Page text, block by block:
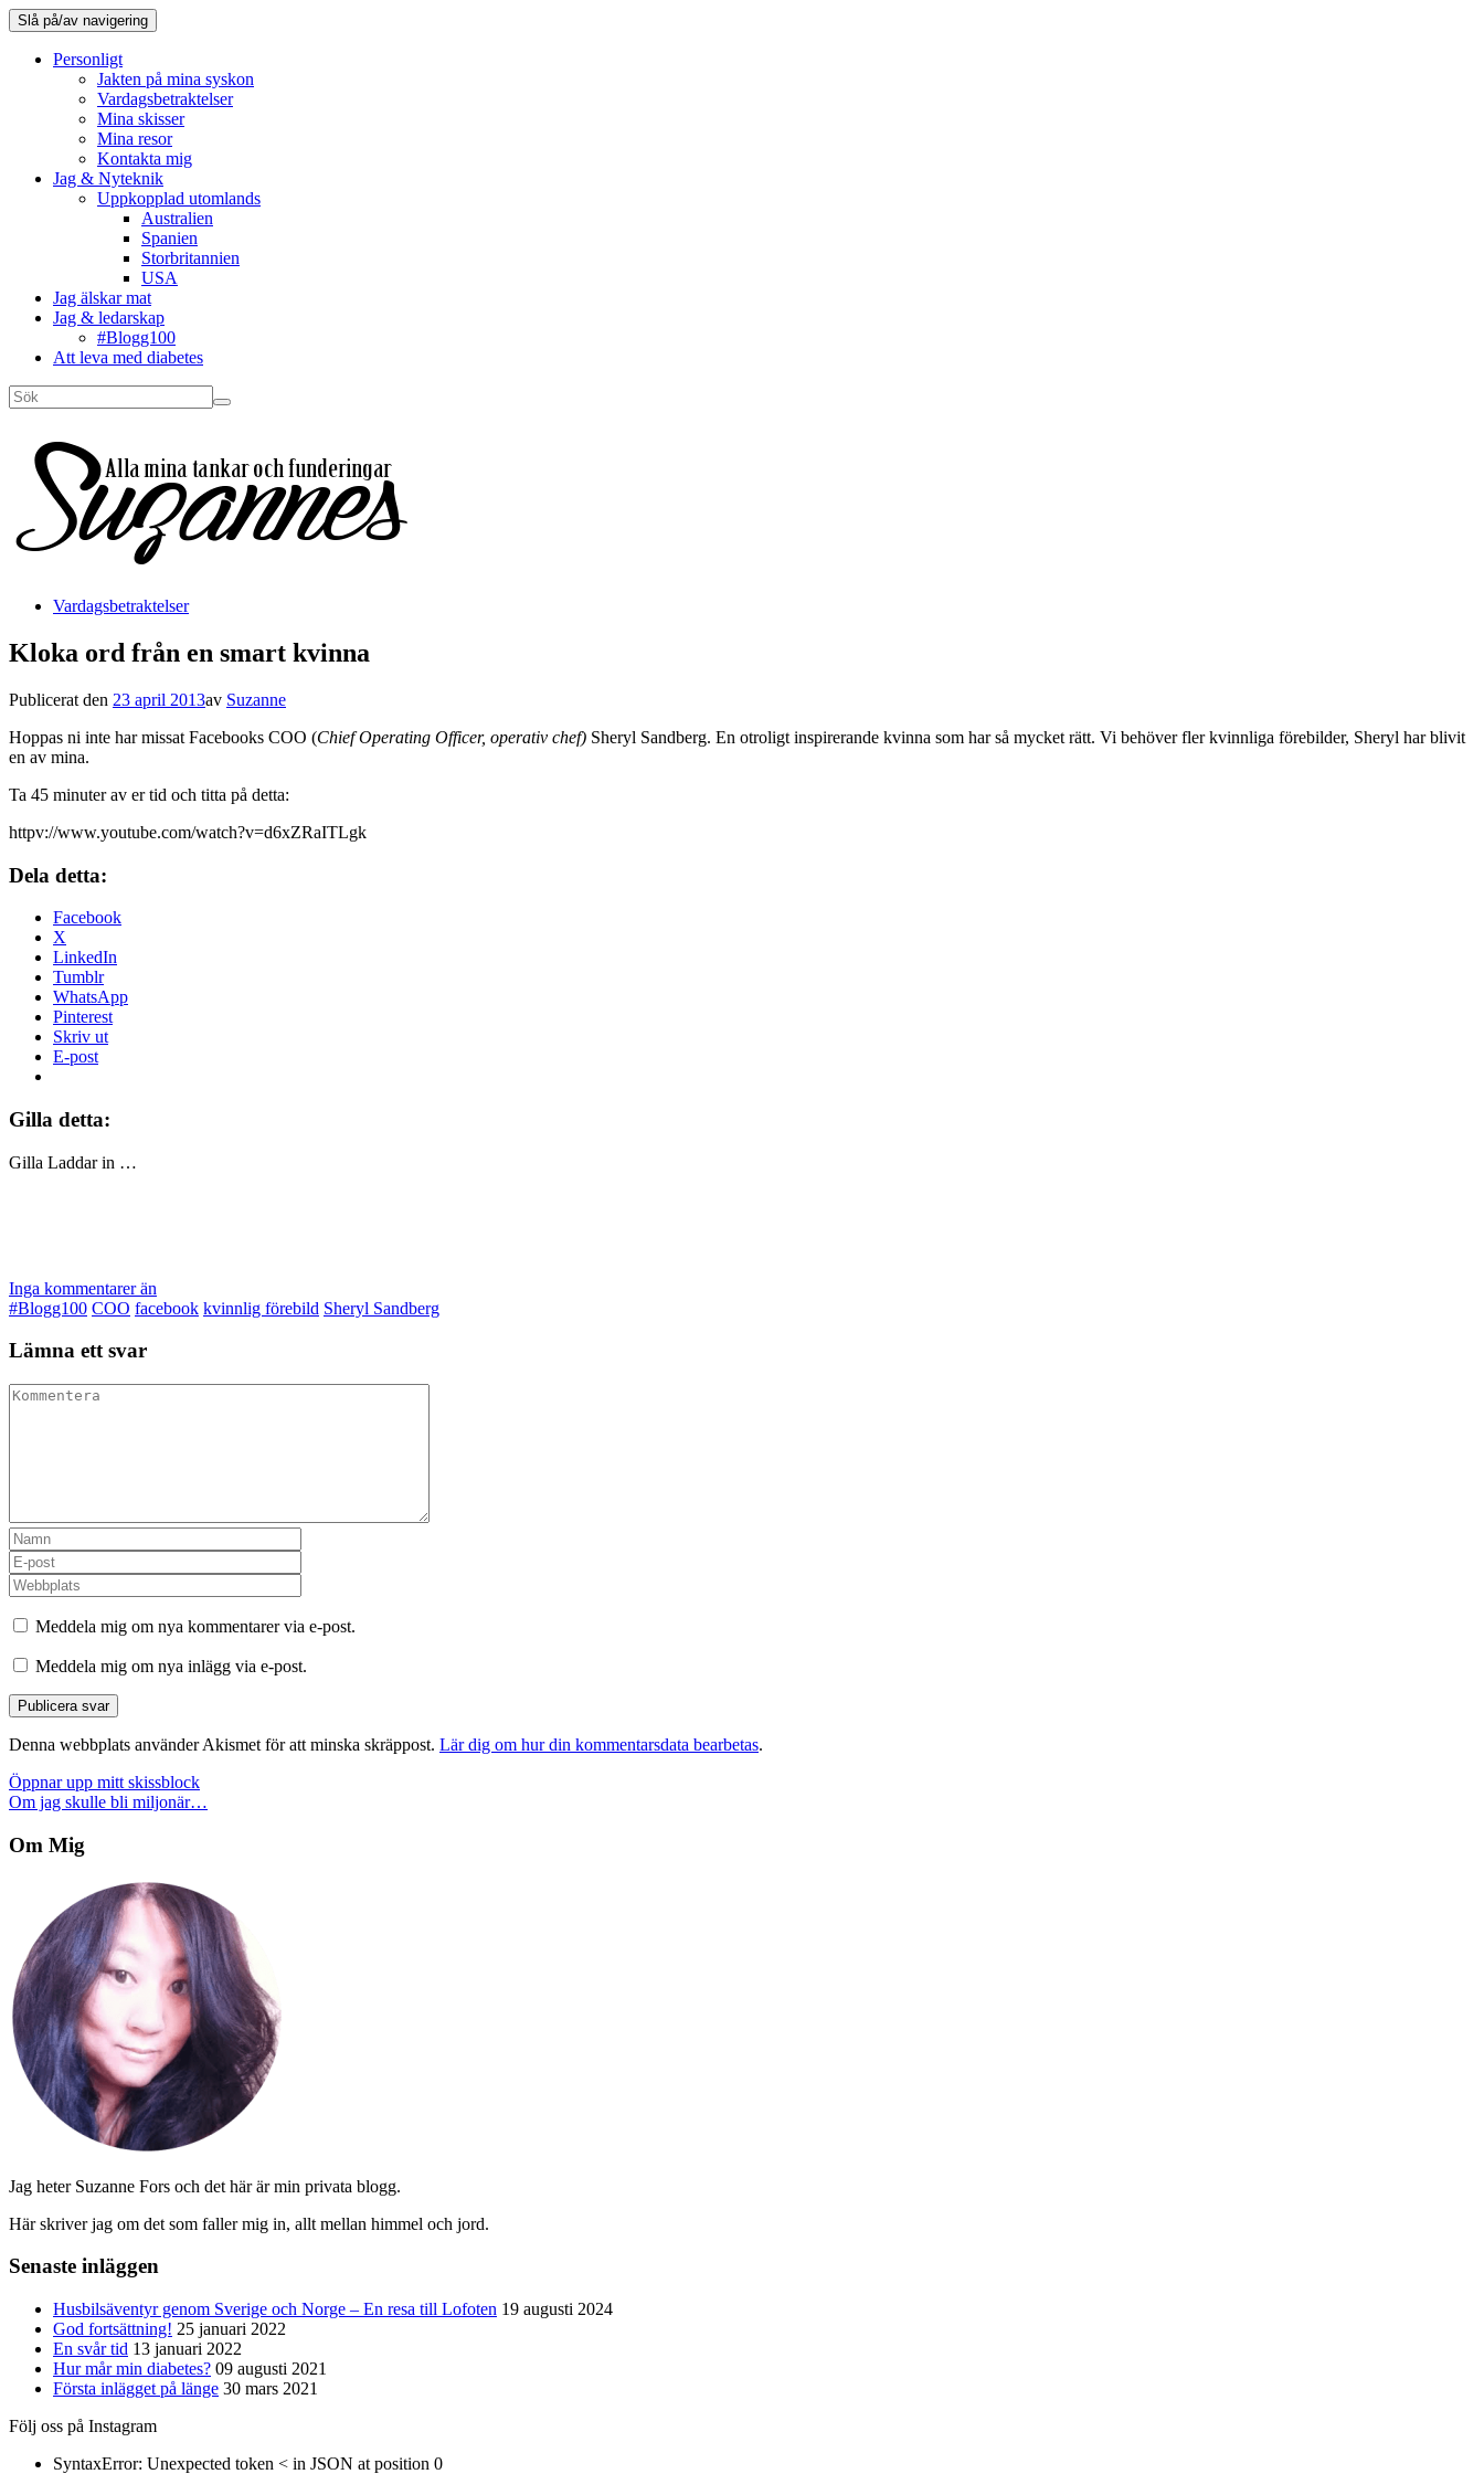
Slå på/av navigering
Personligt
Jakten på mina syskon
Vardagsbetraktelser
Mina skisser
Mina resor
Kontakta mig
Jag & Nyteknik
Uppkopplad utomlands
Australien
Spanien
Storbritannien
USA
Jag älskar mat
Jag & ledarskap
#Blogg100
Att leva med diabetes
Vardagsbetraktelser
Kloka ord från en smart kvinna
Publicerat den 23 april 2013av Suzanne
Hoppas ni inte har missat Facebooks COO (Chief Operating Officer, operativ chef) Sheryl Sandberg. En otroligt inspirerande kvinna som har så mycket rätt. Vi behöver fler kvinnliga förebilder, Sheryl har blivit
en av mina.
Ta 45 minuter av er tid och titta på detta:
httpv://www.youtube.com/watch?v=d6xZRaITLgk
Dela detta:
Facebook
X
LinkedIn
Tumblr
WhatsApp
Pinterest
Skriv ut
E-post
Gilla detta:
Gilla Laddar in …
Inga kommentarer än
#Blogg100 COO facebook kvinnlig förebild Sheryl Sandberg
Lämna ett svar
Meddela mig om nya kommentarer via e-post.
Meddela mig om nya inlägg via e-post.
Denna webbplats använder Akismet för att minska skräppost. Lär dig om hur din kommentarsdata bearbetas.
Inläggsnavigering
Öppnar upp mitt skissblock
Om jag skulle bli miljonär…
Om Mig
Jag heter Suzanne Fors och det här är min privata blogg.
Här skriver jag om det som faller mig in, allt mellan himmel och jord.
Senaste inläggen
Husbilsäventyr genom Sverige och Norge – En resa till Lofoten 19 augusti 2024
God fortsättning! 25 januari 2022
En svår tid 13 januari 2022
Hur mår min diabetes? 09 augusti 2021
Första inlägget på länge 30 mars 2021
Följ oss på Instagram
SyntaxError: Unexpected token < in JSON at position 0